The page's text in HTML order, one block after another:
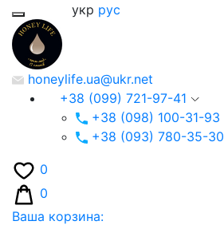
укр рус
honeylife.ua@ukr.net
+38 (099) 721-97-41
+38 (098) 100-31-93
+38 (093) 780-35-30
0
0
Ваша корзина: